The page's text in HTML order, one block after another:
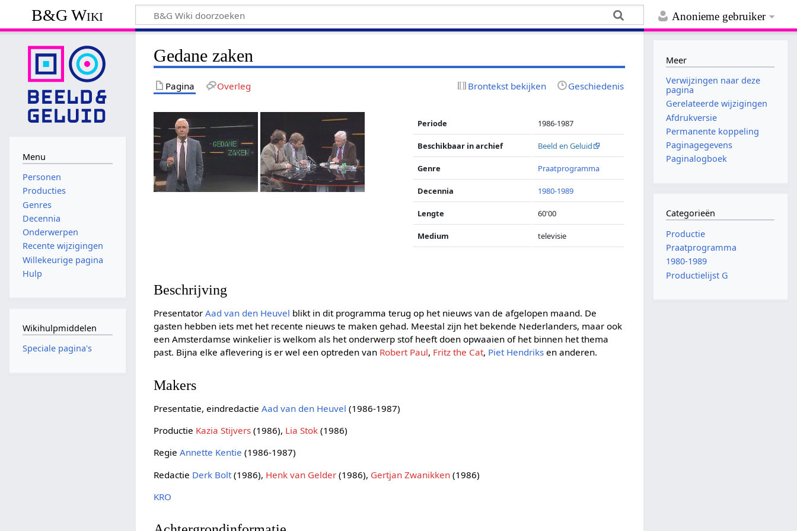
Anonieme gebruiker
B&G Wiki
Gedane zaken
Pagina Overleg Brontekst bekijken Geschiedenis
Periode 1986-1987
Beschikbaar in archief Beeld en Geluid
Genre Praatprogramma
Decennia 1980-1989
Lengte 60'00
Medium televisie
Beschrijving
PresentatorAad van den Heuvel blikt in dit programma terug op het nieuws van de afgelopen maand. De
gasten hebben iets met het recente nieuws te maken gehad. Meestal zijn het bekende Nederlanders, maar ook
een Amsterdamse winkelier is welkom als het onderwerp stof heeft doen opwaaien of het binnen het thema
past. Bijna elke aflevering is er wel een optreden van Robert Paul, Fritz the Cat, Piet Hendriks en anderen.
Makers
Presentatie, eindredactieAad van den Heuvel (1986-1987)
Productie Kazia Stijvers (1986), Lia Stok (1986)
RegieAnnette Kentie (1986-1987)
Redactie Derk Bolt (1986), Henk van Gelder (1986), Gertjan Zwanikken (1986)
KRO
Menu
Personen
Producties
Genres
Decennia
Onderwerpen
Recente wijzigingen
Willekeurige pagina
Hulp
Wikihulpmiddelen
Speciale pagina's
Meer
Verwijzingen naar deze
pagina
Gerelateerde wijzigingen
Afdrukversie
Permanente koppeling
Paginagegevens
Paginalogboek
Categorieën
Productie
Praatprogramma
1980-1989
Productielijst G